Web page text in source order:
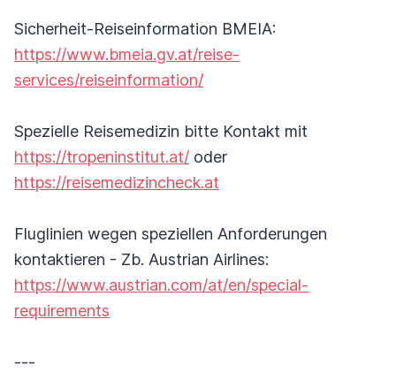
Sicherheit-Reiseinformation BMEIA:
https://www.bmeia.gv.at/reise-
services/reiseinformation/
Spezielle Reisemedizin bitte Kontakt mit
https://tropeninstitut.at/ oder
https://reisemedizincheck.at
Fluglinien wegen speziellen Anforderungen
kontaktieren - Zb. Austrian Airlines:
https://www.austrian.com/at/en/special-
requirements
---